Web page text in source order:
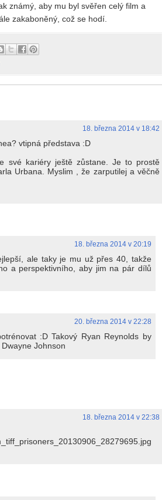
známý, aby mu byl svěřen celý film a
zakaboněný, což se hodí.
18. března 2014 v 18:42
vtipná představa :D
své kariéry ještě zůstane. Je to prostě
Urbana. Myslim , že zarputilej a věčně
18. března 2014 v 20:19
ale taky je mu už přes 40, takže
a perspektivního, aby jim na pár dílů
20. března 2014 v 22:28
:D Takový Ryan Reynolds by
Johnson
18. března 2014 v 22:38